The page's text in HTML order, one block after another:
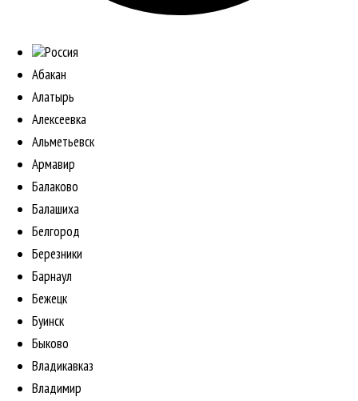
Россия
Абакан
Алатырь
Алексеевка
Альметьевск
Армавир
Балаково
Балашиха
Белгород
Березники
Барнаул
Бежецк
Буинск
Быково
Владикавказ
Владимир